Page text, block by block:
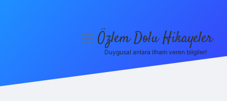
menüyüÖzlem Dolu Hikayeler
Duygusal anlara ilham veren bilgiler!